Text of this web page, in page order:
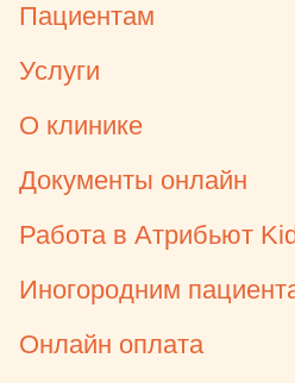
Пациентам
Услуги
О клинике
Документы онлайн
Работа в Атрибьют
Иногородним
Онлайн оплата